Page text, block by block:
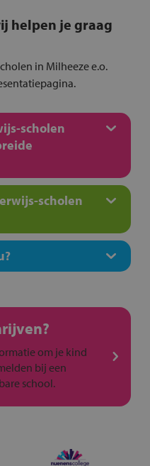
helpen je graag
in Milheeze e.o.
scholen
scholen
om je kind
bij een
school.